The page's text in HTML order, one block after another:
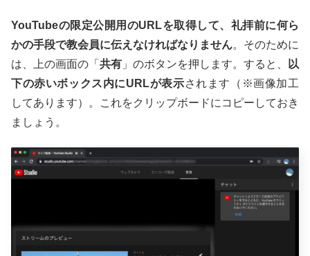
YouTubeの限定公開用のURLを取得して、礼拝前に何ら
かの手段で教会員に伝えなければなりません。そのために
は、上の画面の「 共有 」のボタンを押します。すると、
以
下の赤いボックス内にURLが表示されます（※画像加工
してあります）。これをクリップボードにコピーしておき
ましょう。